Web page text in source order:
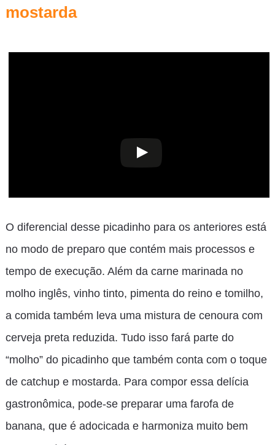
mostarda
O diferencial desse picadinho para os anteriores está
no modo de preparo que contém mais processos e
tempo de execução. Além da carne marinada no
molho inglês, vinho tinto, pimenta do reino e tomilho,
a comida também leva uma mistura de cenoura com
cerveja preta reduzida. Tudo isso fará parte do
“molho” do picadinho que também conta com o toque
de catchup e mostarda. Para compor essa delícia
gastronômica, pode-se preparar uma farofa de
banana, que é adocicada e harmoniza muito bem